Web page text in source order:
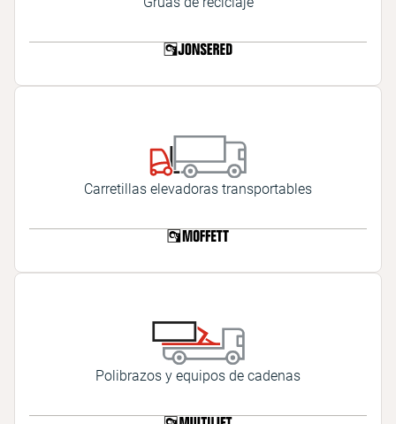
Carretillas elevadoras transportables
Polibrazos y equipos de cadenas